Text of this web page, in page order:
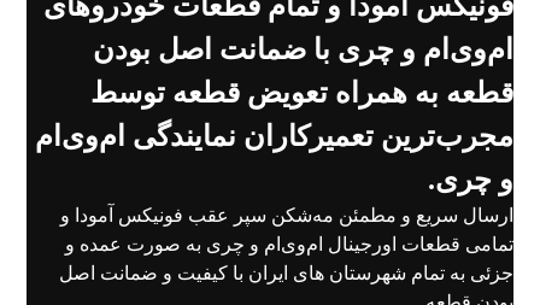
ام‌وی‌ام و چری با ضمانت اصل بودن
قطعه به همراه تعویض قطعه توسط
مجرب‌ترین تعمیرکاران نمایندگی ام‌وی‌ام
و چری.
ارسال سریع و مطمئن مه‌شکن سپر عقب فونیکس آمودا و
تمامی قطعات اورجینال ام‌وی‌ام و چری به صورت عمده و
جزئی به تمام شهرستان های ایران با کیفیت و ضمانت اصل